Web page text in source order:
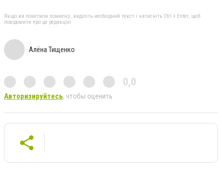
Якщо ви помітили помилку, виділіть необхідний текст і натисніть Ctrl + Enter, щоб
повідомити про це редакцію
Алёна Тищенко
0,0
Авторизируйтесь, чтобы оценить